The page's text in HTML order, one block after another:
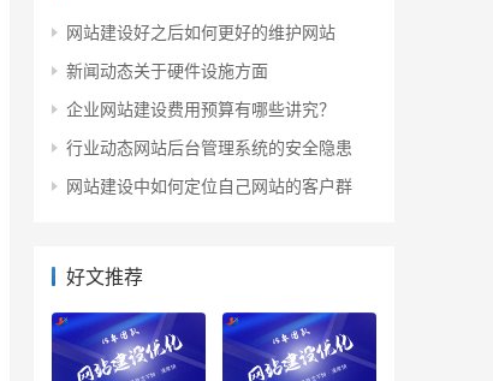
网站建设好之后如何更好的维护网站
新闻动态关于硬件设施方面
企业网站建设费用预算有哪些讲究？
行业动态网站后台管理系统的安全隐患
网站建设中如何定位自己网站的客户群
好文推荐